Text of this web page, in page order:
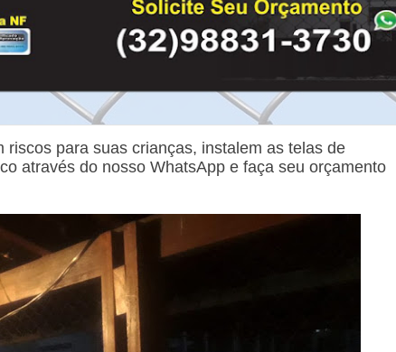
riscos para suas crianças, instalem as telas de
através do nosso WhatsApp e faça seu orçamento